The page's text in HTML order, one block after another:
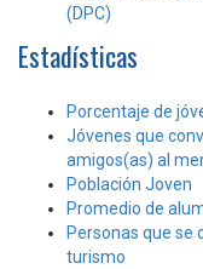
(DPC)
Estadísticas
Porcentaje de
Jóvenes que
amigos(as) al
Población Joven
Promedio de
Personas que se
turismo